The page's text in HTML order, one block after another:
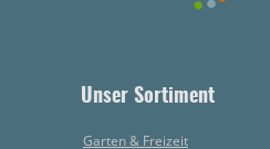
Unser Sortiment
Garten & Freizeit